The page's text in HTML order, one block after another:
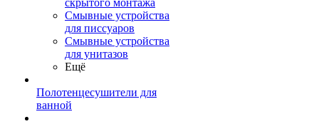
скрытого монтажа
Смывные устройства
для писсуаров
Смывные устройства
для унитазов
Ещё
Полотенцесушители для
ванной